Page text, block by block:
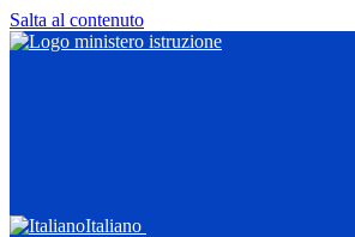
Salta al contenuto
Italiano